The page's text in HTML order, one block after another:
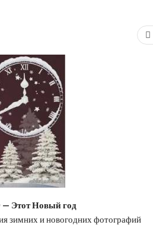
Этот Новый год
зимних и новогодних фотографий